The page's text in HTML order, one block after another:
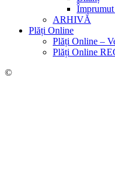
Împrumut
ARHIVĂ
Plăți Online
Plăți Online –
Plăți Online
©